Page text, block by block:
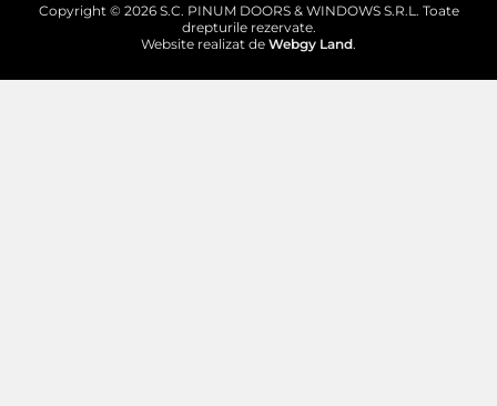
Copyright © 2026 S.C. PINUM DOORS & WINDOWS S.R.L. Toate
drepturile rezervate.
Website realizat de Webgy Land.